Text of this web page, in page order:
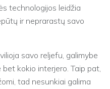
technologijos leidžia
ir neprarastų savo
savo reljefu, galimybe
kokio interjero. Taip pat,
tad nesunkiai galima